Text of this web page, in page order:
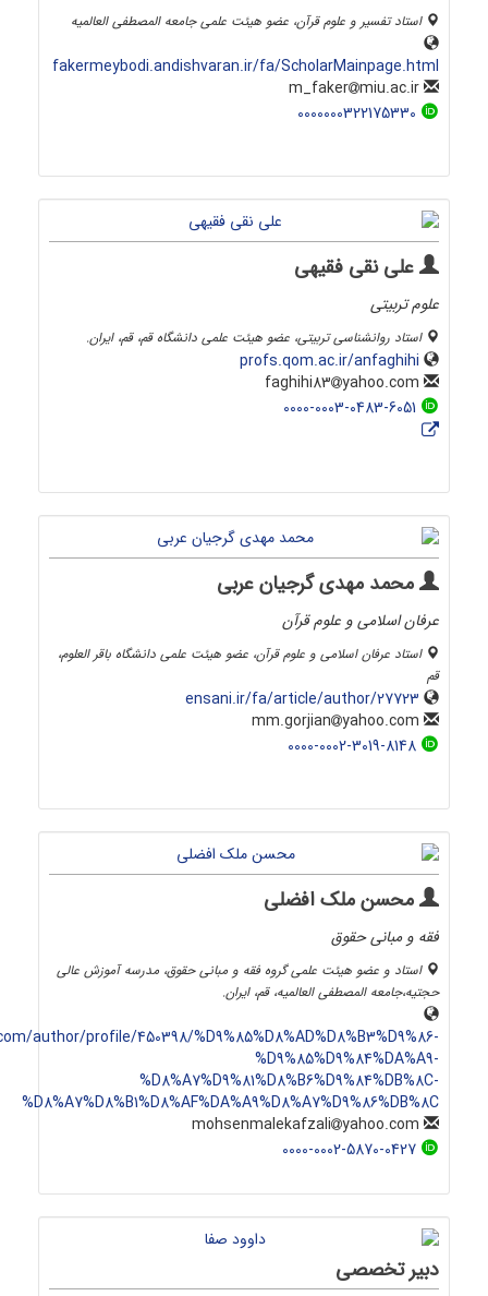
استاد تفسیر و علوم قرآن، عضو هیئت علمی جامعه المصطفی العالمیه
fakermeybodi.andishvaran.ir/fa/ScholarMainpage.html
miu.ac.ir
0000000322175330
علی نقی فقیهی
علوم تربیتی
استاد روانشناسی تربیتی، عضو هیئت علمی دانشگاه قم، قم، ایران.
profs.qom.ac.ir/anfaghihi
yahoo.com
0000-0003-0483-6051
محمد مهدی گرجیان عربی
عرفان اسلامی و علوم قرآن
استاد عرفان اسلامی و علوم قرآن، عضو هیئت علمی دانشگاه باقر العلوم،
قم
ensani.ir/fa/article/author/27723
yahoo.com
0000-0002-3019-8148
محسن ملک افضلی
فقه و مبانی حقوق
استاد و عضو هیئت علمی گروه فقه و مبانی حقوق، مدرسه آموزش عالی
حجتیه،جامعه المصطفی العالمیه، قم، ایران.
author/profile/450398/%D9%85%D8%AD%D8%B3%D9%86-
%D9%85%D9%84%DA%A9-
%D8%A7%D9%81%D8%B6%D9%84%DB%8C-
%D8%A7%D8%B1%D8%AF%DA%A9%D8%A7%D9%86%DB%8C
yahoo.com
0000-0002-5870-0427
دبیر تخصصی